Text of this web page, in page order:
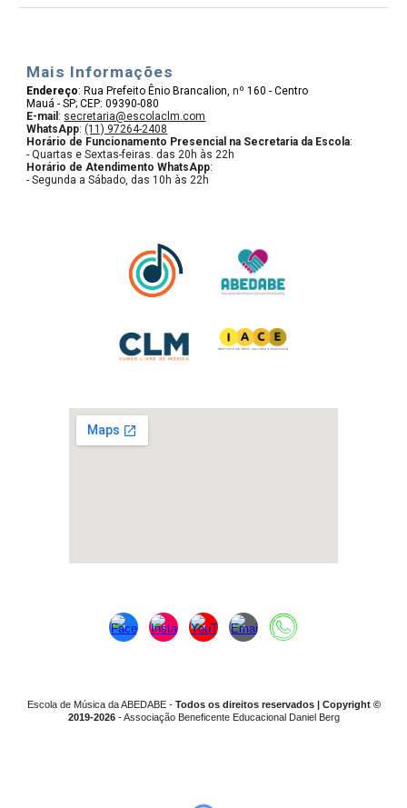
Mais Informações
Endereço: Rua Prefeito Ênio Brancalion,nº160 - Centro
Mauá - SP; CEP: 09390-080
E-mail : secretaria@escolaclm.com
WhatsApp:(11) 97264-2408
Horário de Funcionamento Presencial na Secretaria da Escola:
- Quartas e Sextas-feiras. das 20h às 22h
Horário de Atendimento WhatsApp:
- Segunda a Sábado, das 10h às 22h
Escola de Música da ABEDABE - Todos os direitos reservados | Copyright ©
2019-2026 - Associação Beneficente Educacional Daniel Berg